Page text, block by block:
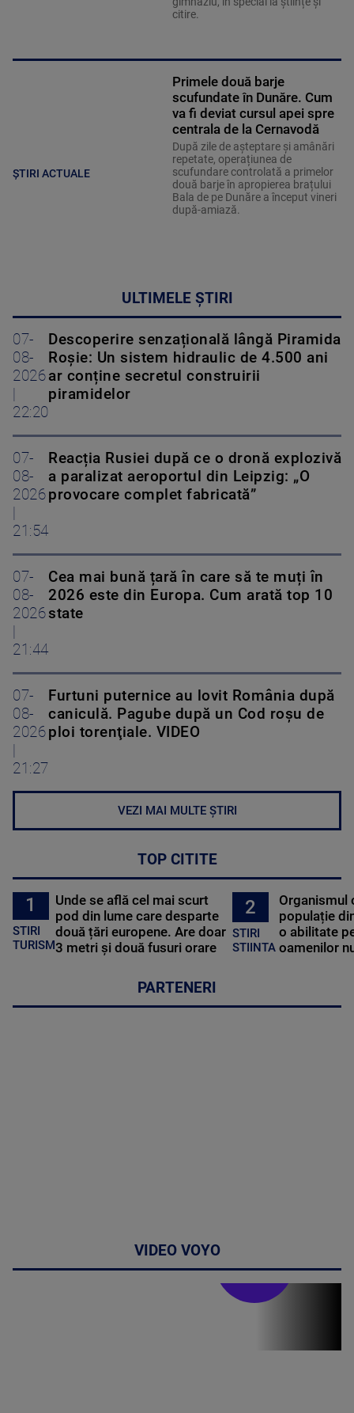
citire.
ȘTIRI ACTUALE
Primele două barje
scufundate în Dunăre. Cum
va fi deviat cursul apei spre
centrala de la Cernavodă
După zile de așteptare și amânări
repetate, operațiunea de
scufundare controlată a primelor
două barje în apropierea brațului
Bala de pe Dunăre a început vineri
după-amiază.
ULTIMELE ȘTIRI
07-
08-
2026
22:20
Descoperire senzațională lângă Piramida
Roșie: Un sistem hidraulic de 4.500 ani
ar conține secretul construirii
piramidelor
07-
08-
2026
21:54
Reacția Rusiei după ce o dronă explozivă
a paralizat aeroportul din Leipzig: „O
provocare complet fabricată”
07-
08-
2026
21:44
Cea mai bună țară în care să te muți în
2026 este din Europa. Cum arată top 10
state
07-
08-
2026
21:27
Furtuni puternice au lovit România după
caniculă. Pagube după un Cod roşu de
ploi torenţiale. VIDEO
VEZI MAI MULTE ȘTIRI
TOP CITITE
1
STIRI
TURISM
Unde se află cel mai scurt
pod din lume care desparte
două țări europene. Are doar
3 metri și două fusuri orare
2
STIRI
STIINTA
Organismul
populație
o abilitate
oamenilor
PARTENERI
VIDEO VOYO